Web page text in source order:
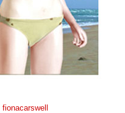
fionacarswell